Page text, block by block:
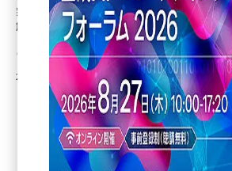
youtube (2439)
note (2315)
セミナー (2308)
z世代 (1623)
meo (1277)
llmo (1166)
無料ツールからハイエンド製品まで アクセス
解析ツール徹底紹介
菅原 裕（CreatorsNet）
2006年11月17日 8:00